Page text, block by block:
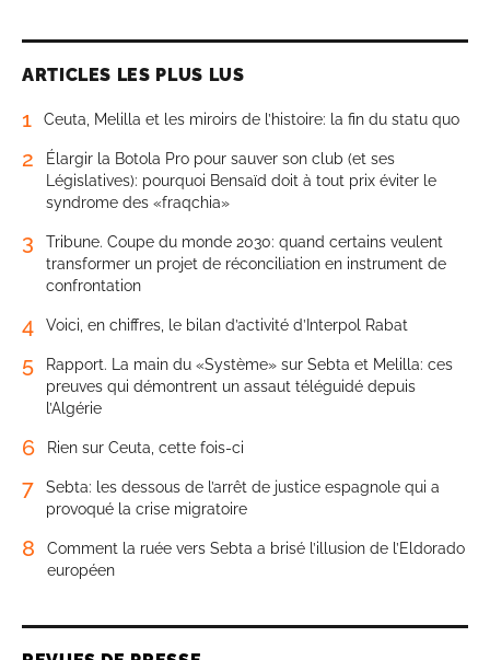
ARTICLES LES PLUS LUS
1 Ceuta, Melilla et les miroirs de l’histoire: la fin du statu quo
2
Élargir la Botola Pro pour sauver son club (et ses
Législatives): pourquoi Bensaïd doit à tout prix éviter le
syndrome des «fraqchia»
3
Tribune. Coupe du monde 2030: quand certains veulent
transformer un projet de réconciliation en instrument de
confrontation
4 Voici, en chiffres, le bilan d’activité d’Interpol Rabat
5
Rapport. La main du «Système» sur Sebta et Melilla: ces
preuves qui démontrent un assaut téléguidé depuis
l’Algérie
6 Rien sur Ceuta, cette fois-ci
7
Sebta: les dessous de l’arrêt de justice espagnole qui a
provoqué la crise migratoire
8
Comment la ruée vers Sebta a brisé l’illusion de l’Eldorado
européen